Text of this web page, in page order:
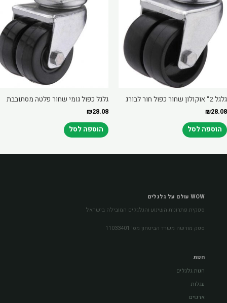
גלגל 2" אוקולון שחור כפול חור לבורג
₪28.08
הוספה לסל
גלגל כפול גומי שחור פלטה מסתובבת
₪28.08
הוספה לסל
WOW עולם על גלגלים
ספקית פתרונות השינוע והגלגלים המובילה בישראל
ספק מורשה משרד הביטחון מס׳ 11033401
חנות
חנות גלגלים
עגלות
ארגזים